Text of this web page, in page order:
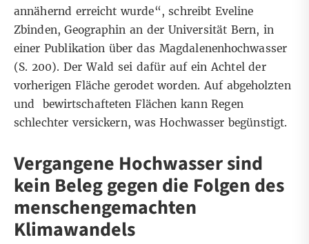
annähernd erreicht wurde“, schreibt Eveline
Zbinden, Geographin an der Universität Bern, in
einerPublikation über das Magdalenenhochwasser
(S. 200). Der Wald sei dafür auf ein Achtel der
vorherigen Fläche gerodet worden. Auf abgeholzten
und bewirtschafteten Flächen kann Regen
schlechter versickern,was Hochwasser begünstigt.
Vergangene Hochwasser sind
kein Beleg gegen die Folgen des
menschengemachten
Klimawandels